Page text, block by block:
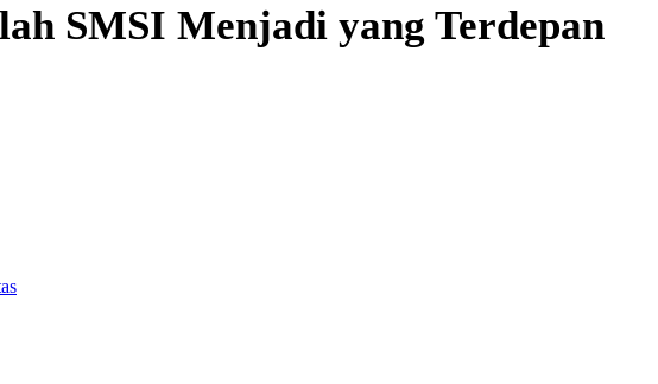
SMSI Menjadi yang Terdepan